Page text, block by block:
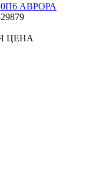
АВРОРА
ЦЕНА